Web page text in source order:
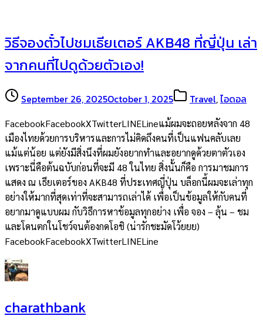
วิธีจองตั๋วไปชมเธียเตอร์ AKB48 ที่ญี่ปุ่น เล่า
จากคนที่ไปดูด้วยตัวเอง!
September 26, 2025October 1, 2025 Travel,ไอดอล
FacebookFacebookXTwitterLINELineแม้ผมจะถอยหลังจาก 48
เมืองไทยด้วยการบริหารและการไม่คิดถึงคนที่เป็นแฟนคลับเลย
แม้แต่น้อย แต่ยังมีสิ่งนึงที่ผมยังอยากทำและอยากดูด้วยตาตัวเอง
เพราะนี่คือต้นฉบับก่อนที่จะมี 48 ในไทย สิ่งนั้นก็คือ การมาชมการ
แสดง ณ เธียเตอร์ของ AKB48 ที่ประเทศญี่ปุ่น บล็อกนี้ผมจะเล่าทุก
อย่างให้มากที่สุดเท่าที่จะสามารถเล่าได้ เพื่อเป็นข้อมูลให้กับคนที่
อยากมาดูแบบผม กับวิธีการหาข้อมูลทุกอย่าง เพื่อ จอง – ลุ้น – ชม
และโดนตกในโชว์จนต้องกดโอชิ (น่ารักชะมัดโว้ยยย)
FacebookFacebookXTwitterLINELine
charathbank